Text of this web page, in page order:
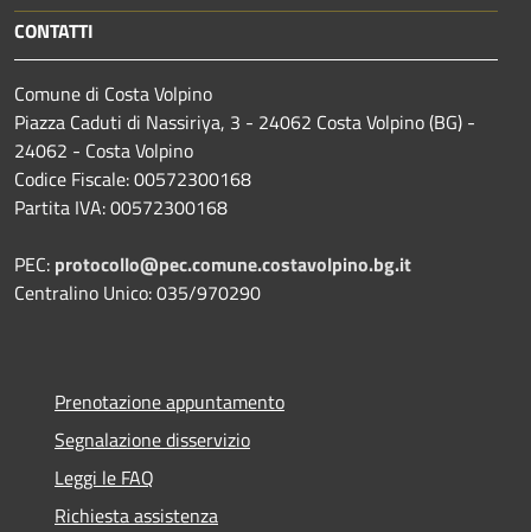
CONTATTI
Comune di Costa Volpino
Piazza Caduti di Nassiriya, 3 - 24062 Costa Volpino (BG) -
24062 - Costa Volpino
Codice Fiscale: 00572300168
Partita IVA: 00572300168
PEC: protocollo@pec.comune.costavolpino.bg.it
Centralino Unico: 035/970290
Prenotazione appuntamento
Segnalazione disservizio
Leggi le FAQ
Richiesta assistenza